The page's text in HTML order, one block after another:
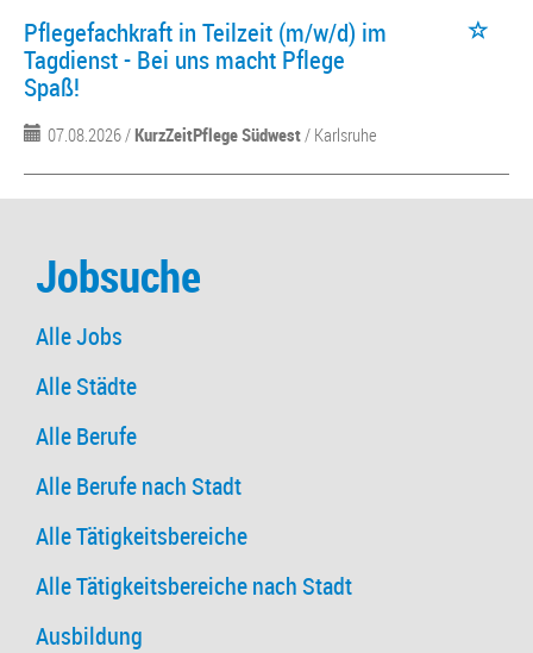
Pflegefachkraft in Teilzeit (m/w/d) im
Tagdienst - Bei uns macht Pflege
Spaß!
07.08.2026 /KurzZeitPflege Südwest/ Karlsruhe
Jobsuche
Alle Jobs
Alle Städte
Alle Berufe
Alle Berufe nach Stadt
Alle Tätigkeitsbereiche
Alle Tätigkeitsbereiche nach Stadt
Ausbildung